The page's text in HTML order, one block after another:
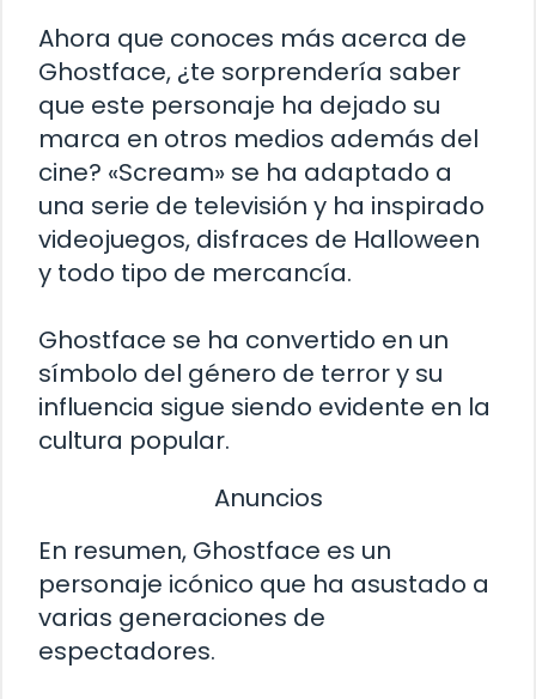
Ahora que conoces más acerca de
Ghostface, ¿te sorprendería saber
que este personaje ha dejado su
marca en otros medios además del
cine? «Scream» se ha adaptado a
una serie de televisión y ha inspirado
videojuegos, disfraces de Halloween
y todo tipo de mercancía.
Ghostface se ha convertido en un
símbolo del género de terror y su
influencia sigue siendo evidente en la
cultura popular.
Anuncios
En resumen, Ghostface es un
personaje icónico que ha asustado a
varias generaciones de
espectadores.